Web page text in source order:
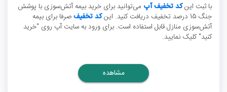
با ثبت اینکد تخفیف آپ می‌توانید برای خرید بیمه آتش‌سوزی با پوشش
جنگ 15 درصد تخفیف دریافت کنید. این
کد تخفیفصرفا برای بیمه
آتش‌سوزی منازل قابل استفاده است. برای ورود به سایت آپ روی "خرید
کنید" کلیک نمایید.
مشاهده